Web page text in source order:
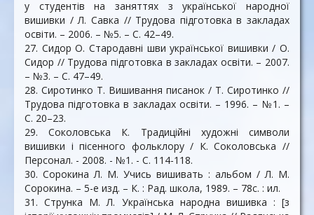
у студентів на заняттях з української народної
вишивки / Л. Савка // Трудова підготовка в закладах
освіти. – 2006. – №5. – С. 42–49.
27. Сидор О. Стародавні шви української вишивки / О.
Сидор // Трудова підготовка в закладах освіти. – 2007.
– №3. – С. 47–49.
28. Сиротинко Т. Вишивання писанок / Т. Сиротинко //
Трудова підготовка в закладах освіти. – 1996. – №1. –
С. 20–23.
29. Соколовська К. Традиційні художні символи
вишивки і пісенного фольклору / К. Соколовська //
Персонал. - 2008. - №1. - С. 114-118.
30. Сорокина Л. М. Учись вишивать : альбом / Л. М.
Сорокина. – 5-е изд. – К. : Рад. школа, 1989. – 78с. : ил.
31. Струнка М. Л. Українська народна вишивка : [з